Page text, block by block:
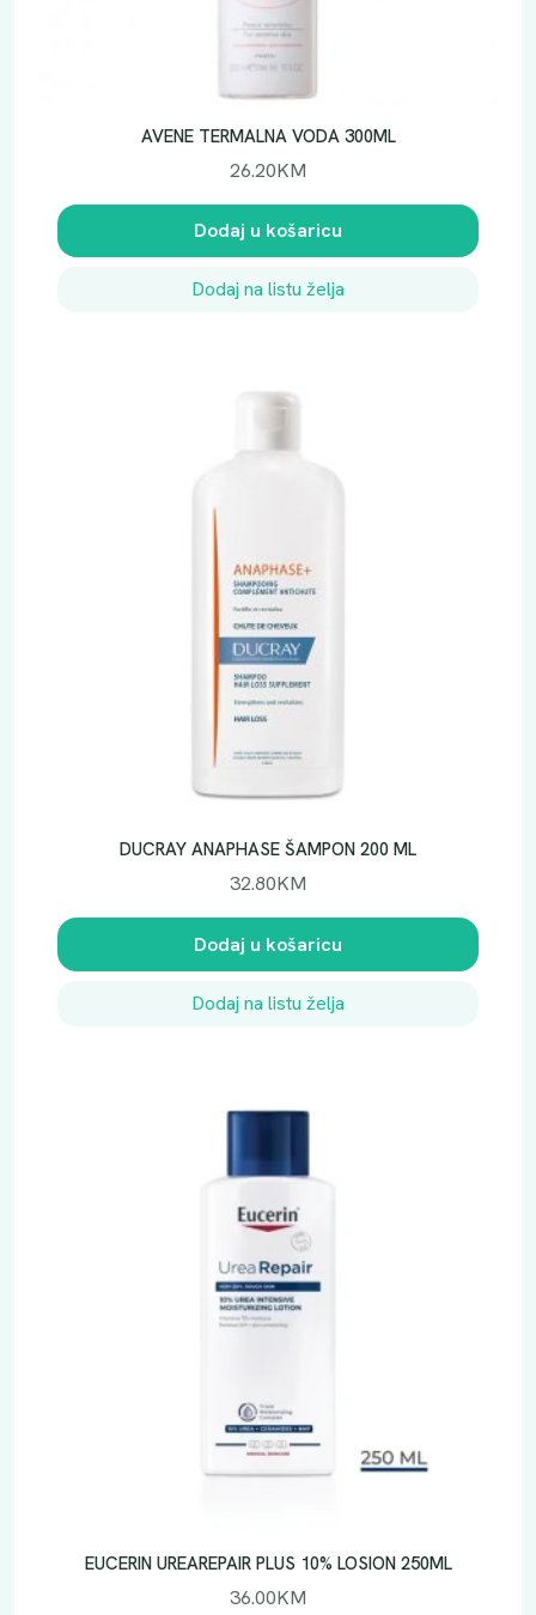
AVENE TERMALNA VODA 300ML
26.20KM
Dodaj u košaricu
Dodaj na listu želja
DUCRAY ANAPHASE ŠAMPON 200 ML
32.80KM
Dodaj u košaricu
Dodaj na listu želja
EUCERIN UREAREPAIR PLUS 10% LOSION 250ML
36.00KM